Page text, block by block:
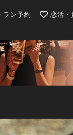
ダー | 最新のグル
ラン予約 恋活・